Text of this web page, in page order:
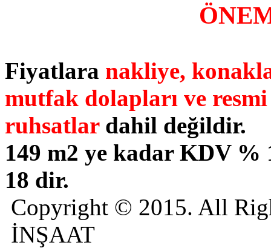
Fiyatlara nakliye,
mutfak dolapları ve
ruhsatlardahil değildir.
149 m2 ye kadar KDV
18 dir.
Copyright © 2015. All
İNŞAAT